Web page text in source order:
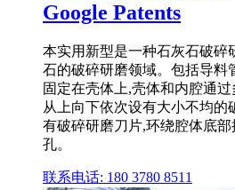
Google Patents
本实用新型是一种石灰石破碎
石的破碎研磨领域。包括导料
固定在壳体上,壳体和内腔通
从上向下依次设有大小不均的
有破碎研磨刀片,环绕腔体底
孔。
联系电话: 180 3780 8511